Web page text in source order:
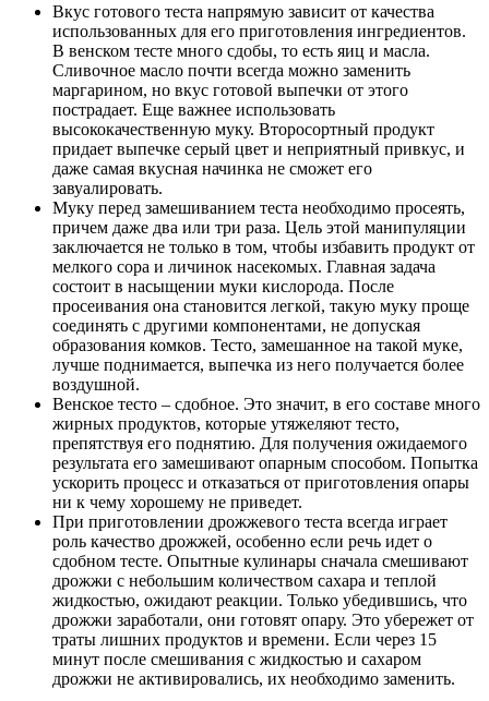
Вкус готового теста напрямую зависит от качества
использованных для его приготовления ингредиентов.
В венском тесте много сдобы, то есть яиц и масла.
Сливочное масло почти всегда можно заменить
маргарином, но вкус готовой выпечки от этого
пострадает. Еще важнее использовать
высококачественную муку. Второсортный продукт
придает выпечке серый цвет и неприятный привкус, и
даже самая вкусная начинка не сможет его
завуалировать.
Муку перед замешиванием теста необходимо просеять,
причем даже два или три раза. Цель этой манипуляции
заключается не только в том, чтобы избавить продукт от
мелкого сора и личинок насекомых. Главная задача
состоит в насыщении муки кислорода. После
просеивания она становится легкой, такую муку проще
соединять с другими компонентами, не допуская
образования комков. Тесто, замешанное на такой муке,
лучше поднимается, выпечка из него получается более
воздушной.
Венское тесто – сдобное. Это значит, в его составе много
жирных продуктов, которые утяжеляют тесто,
препятствуя его поднятию. Для получения ожидаемого
результата его замешивают опарным способом. Попытка
ускорить процесс и отказаться от приготовления опары
ни к чему хорошему не приведет.
При приготовлении дрожжевого теста всегда играет
роль качество дрожжей, особенно если речь идет о
сдобном тесте. Опытные кулинары сначала смешивают
дрожжи с небольшим количеством сахара и теплой
жидкостью, ожидают реакции. Только убедившись, что
дрожжи заработали, они готовят опару. Это убережет от
траты лишних продуктов и времени. Если через 15
минут после смешивания с жидкостью и сахаром
дрожжи не активировались, их необходимо заменить.